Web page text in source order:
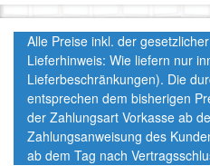
Alle Preise inkl. der
Lieferhinweis: Wie liefern nur
Lieferbeschränkungen). Die
entsprechen dem bisherigen
der Zahlungsart Vorkasse ab
Zahlungsanweisung des
ab dem Tag nach